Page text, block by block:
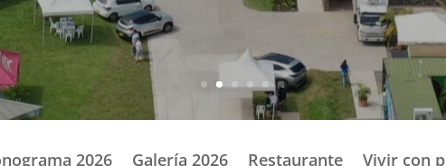
2026 Galería 2026 Restaurante Vivir con